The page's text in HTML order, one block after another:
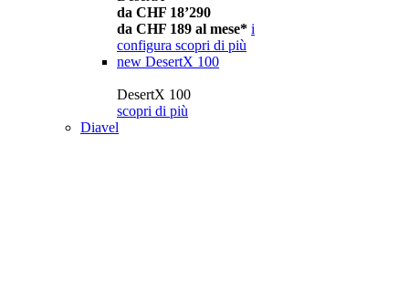
da CHF 18’290
da CHF 189 al mese* i
configura scopri di più
new DesertX 100
DesertX 100
scopri di più
Diavel